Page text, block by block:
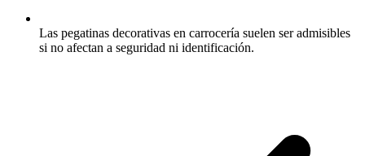
Las pegatinas decorativas en carrocería suelen ser admisibles
si no afectan a seguridad ni identificación.